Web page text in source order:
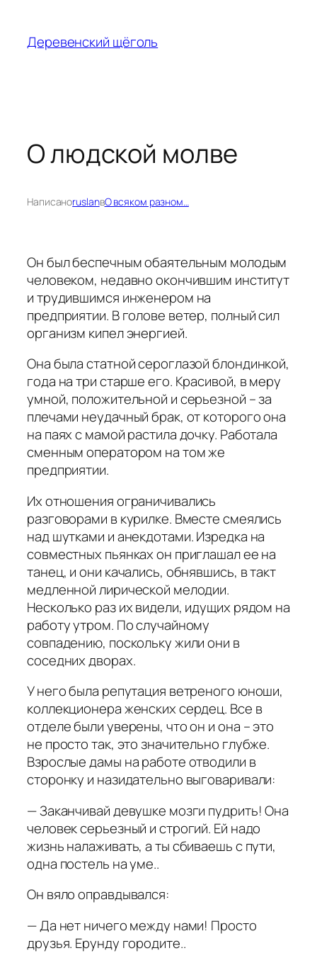
содержимому
Деревенский щёголь
О людской молве
НаписаноruslanвО всяком разном…
Он был беспечным обаятельным молодым
человеком, недавно окончившим институт
и трудившимся инженером на
предприятии. В голове ветер, полный сил
организм кипел энергией.
Она была статной сероглазой блондинкой,
года на три старше его. Красивой, в меру
умной, положительной и серьезной – за
плечами неудачный брак, от которого она
на паях с мамой растила дочку. Работала
сменным оператором на том же
предприятии.
Их отношения ограничивались
разговорами в курилке. Вместе смеялись
над шутками и анекдотами. Изредка на
совместных пьянках он приглашал ее на
танец, и они качались, обнявшись, в такт
медленной лирической мелодии.
Несколько раз их видели, идущих рядом на
работу утром. По случайному
совпадению, поскольку жили они в
соседних дворах.
У него была репутация ветреного юноши,
коллекционера женских сердец. Все в
отделе были уверены, что он и она – это
не просто так, это значительно глубже.
Взрослые дамы на работе отводили в
сторонку и назидательно выговаривали:
— Заканчивай девушке мозги пудрить! Она
человек серьезный и строгий. Ей надо
жизнь налаживать, а ты сбиваешь с пути,
одна постель на уме..
Он вяло оправдывался:
— Да нет ничего между нами! Просто
друзья. Ерунду городите..